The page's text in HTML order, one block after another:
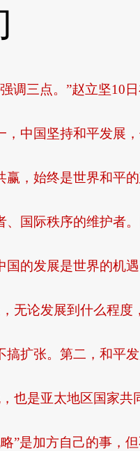
三点。”赵立坚10日
，中国坚持和平发展
赢，始终是世界和平
、国际秩序的维护者
国的发展是世界的机
无论发展到什么程度
搞扩张。第二，和平
也是亚太地区国家共
”是加方自己的事，